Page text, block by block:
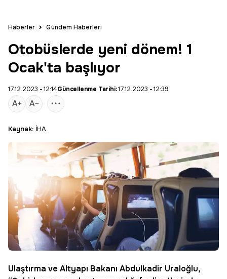
Haberler Gündem Haberleri
Otobüslerde yeni dönem! 1
Ocak'ta başlıyor
17.12.2023 - 12:14Güncellenme Tarihi:17.12.2023 - 12:39
Kaynak: İHA
Ulaştırma ve Altyapı Bakanı Abdulkadir Uraloğlu,